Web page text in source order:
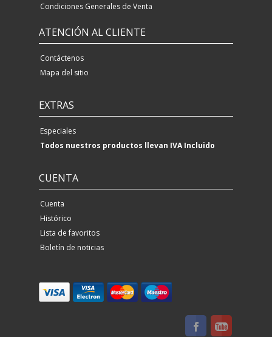
Condiciones Generales de Venta
ATENCIÓN AL CLIENTE
Contáctenos
Mapa del sitio
EXTRAS
Especiales
Todos nuestros productos llevan IVA Incluido
CUENTA
Cuenta
Histórico
Lista de favoritos
Boletín de noticias